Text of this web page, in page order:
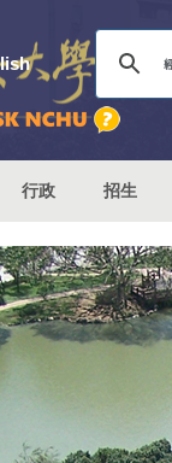
行政 招生